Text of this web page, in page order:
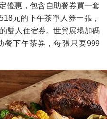
優惠，包含自助餐券買一套
元的下午茶單人券一張，
雙人住宿券。世貿展場加碼
餐下午茶券，每張只要999